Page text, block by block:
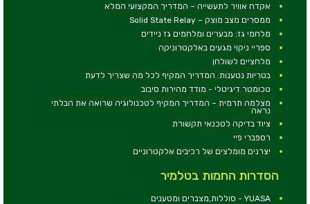
אקדח אוויר לתעשייה – המדריך המקצועי המלא
ממסרים מצב מוצק – Solid State Relay
מלחמי גז: מבערים ומלחמים גז ניידים
ספריי ניקוי מגעים באלקטרוניקה
מלחציים לשולחן
בטריות נטענות: המדריך המקיף לכל מה שצריך לדעת
טכומטר דיגיטלי - מודד מהירות סיבוב
מצלמה תרמית – המדריך המקיף לטכנולוגיה שרואה את הבלתי
נראה
ציוד בדיקה לטכנאי תקשורת
רספברי פיי
יצרנים מומלצים של רכיבים אלקטרוניים
הסדרות החמות בטלמיר
YUASA - סוללות,מצברים ומטענים